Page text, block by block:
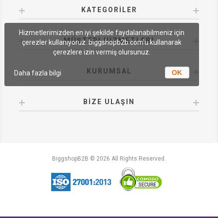
KATEGORILER
MÜŞTERI HIZMETLERI
KURUMSAL
BIZE ULAŞIN
BiggshopB2B © 2026 All Rights Reserved.
Hizmetlerimizden en iyi şekilde faydalanabilmeniz için
çerezler kullanıyoruz. biggshopb2b.com'u kullanarak
çerezlere izin vermiş olursunuz.
OK
Daha fazla bilgi